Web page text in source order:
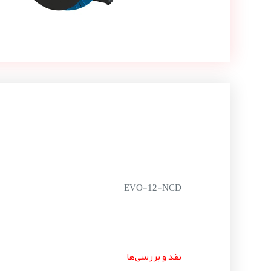
EVO-12-NCD
نقد و بررسی‌ها